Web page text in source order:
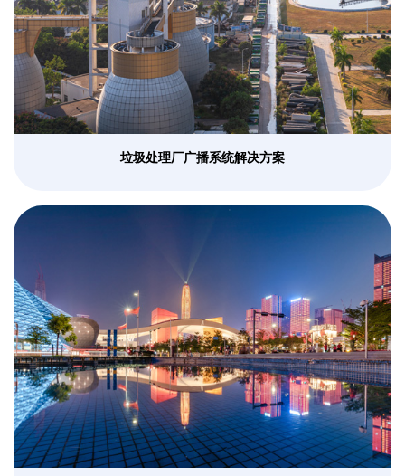
垃圾处理厂广播系统解决方案